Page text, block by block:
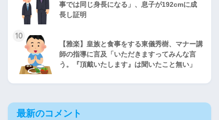
事では同じ身長になる」、息子が192cmに成
長し証明
10
【雅楽】皇族と食事をする東儀秀樹、マナー講
師の指導に言及「いただきますってみんな言
う。『頂戴いたします』は聞いたこと無い」
最新のコメント